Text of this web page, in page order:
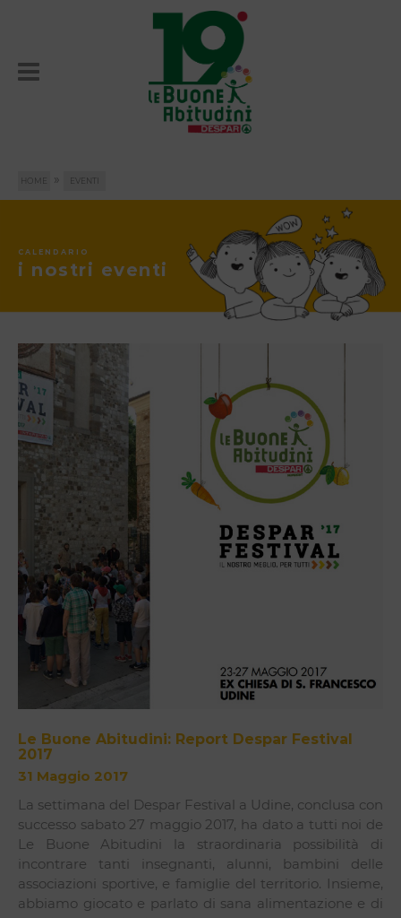
HOME »
CALENDARIO
i nostri eventi
Le Buone Abitudini: Report Despar Festival
2017
31 Maggio 2017
La settimana del Despar Festival a Udine, conclusa con
successo sabato 27 maggio 2017, ha dato a tutti noi de
Le Buone Abitudini la straordinaria possibilità di
incontrare tanti insegnanti, alunni, bambini delle
associazioni sportive, e famiglie del territorio. Insieme,
abbiamo giocato e parlato di sana alimentazione e di